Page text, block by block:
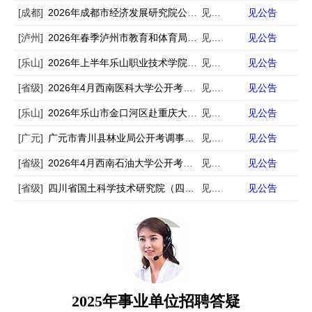
[成都] 2026年成都市经济发展研究院公开招聘编外工作人员公告 见公告 见公告
[泸州] 2026年春季泸州市教育和体育局下属事业单位事业单位人才岗位需求信息的补充公告 见公告 见公告
[乐山] 2026年上半年乐山职业技术学院公开考核招聘工作人员的公告 见公告 见公告
[省级] 2026年4月西南医科大学公开考核招聘40名工作人员公告 见公告 见公告
[乐山] 2026年乐山市金口河区赴重庆大学公开考核招聘事业单位工作人员的公告 见公告 见公告
[广元] 广元市青川县林业局公开考调事业单位工作人员的公告 见公告 见公告
[省级] 2026年4月西南石油大学公开考试招聘12名事业编制辅导员公告 见公告 见公告
[省级] 四川省国土科学技术研究院（四川省卫星应用技术中心）公开考核招聘专业技术人员公告 见公告 见公告
2025年事业单位招聘答疑